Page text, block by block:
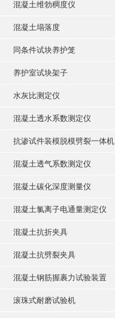
混凝土维勃稠度仪
混凝土塌落度
同条件试块养护笼
养护室试块架子
水灰比测定仪
混凝土透水系数测定仪
抗渗试件装模脱模劈裂一体机
混凝土透气系数测定仪
混凝土碳化深度测量仪
混凝土氯离子电通量测定仪
混凝土抗折夹具
混凝土抗劈裂夹具
混凝土钢筋握裹力试验装置
滚珠式耐磨试验机